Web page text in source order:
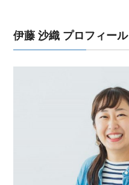
伊藤 沙織 プロフィール